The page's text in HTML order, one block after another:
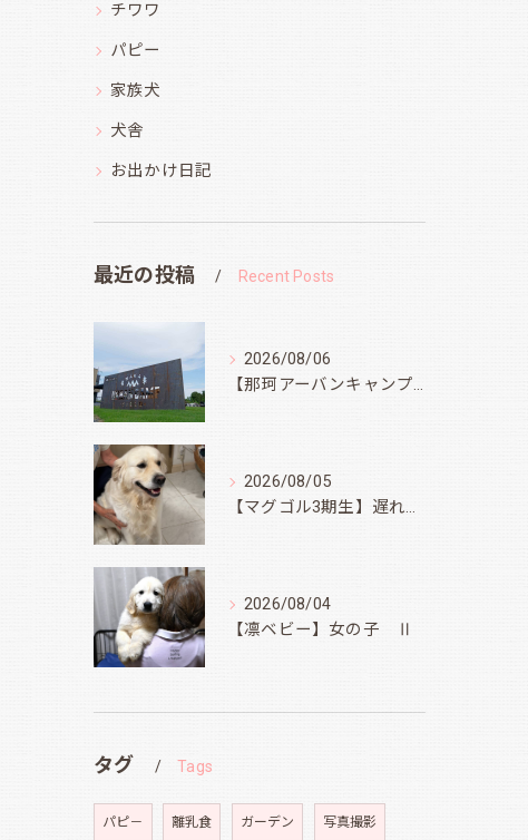
チワワ
パピー
家族犬
犬舎
お出かけ日記
最近の投稿 Recent Posts
2026/08/06
【那珂アーバンキャンプフィールド】
2026/08/05
【マグゴル3期生】遅ればせながら
2026/08/04
【凛ベビー】女の子 Ⅱ
タグ Tags
パピ－ 離乳食 ガーデン 写真撮影